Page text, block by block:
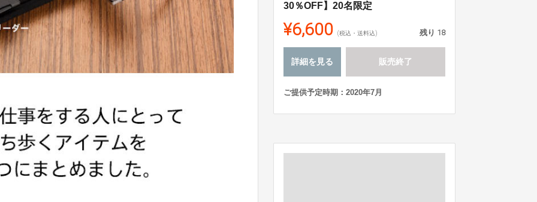
30％OFF】20名限定
¥6,600 (税込・送料込) 残り 18
詳細を見る 販売終了
ご提供予定時期：2020年7月